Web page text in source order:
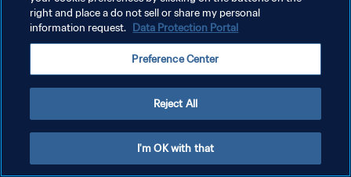
プライバシーポリシー
サービス利用規約
right and place a do not sell or share my personal
information request. Data Protection Portal
Preference Center
Reject All
I'm OK with that